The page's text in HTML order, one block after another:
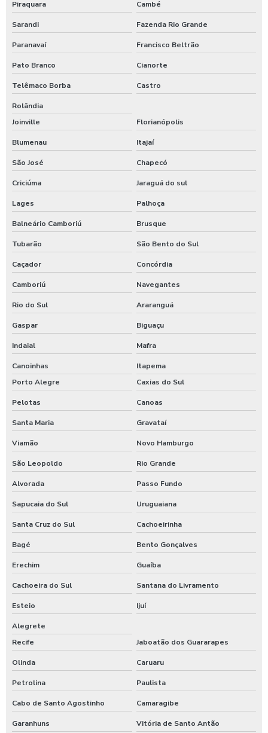
Piraquara Cambé
Sarandi Fazenda Rio Grande
Paranavaí Francisco Beltrão
Pato Branco Cianorte
Telêmaco Borba Castro
Rolândia
Joinville
Florianópolis
Blumenau Itajaí
São José Chapecó
Criciúma Jaraguá do sul
Lages Palhoça
Balneário Camboriú Brusque
Tubarão São Bento do Sul
Caçador Concórdia
Camboriú Navegantes
Rio do Sul Araranguá
Gaspar Biguaçu
Indaial Mafra
Canoinhas
Itapema
Porto Alegre
Caxias do Sul
Pelotas Canoas
Santa Maria Gravataí
Viamão Novo Hamburgo
São Leopoldo Rio Grande
Alvorada Passo Fundo
Sapucaia do Sul Uruguaiana
Santa Cruz do Sul Cachoeirinha
Bagé Bento Gonçalves
Erechim Guaíba
Cachoeira do Sul Santana do Livramento
Esteio Ijuí
Alegrete
Recife
Jaboatão dos Guararapes
Olinda Caruaru
Petrolina Paulista
Cabo de Santo Agostinho Camaragibe
Garanhuns Vitória de Santo Antão